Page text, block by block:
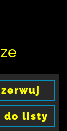
do listy